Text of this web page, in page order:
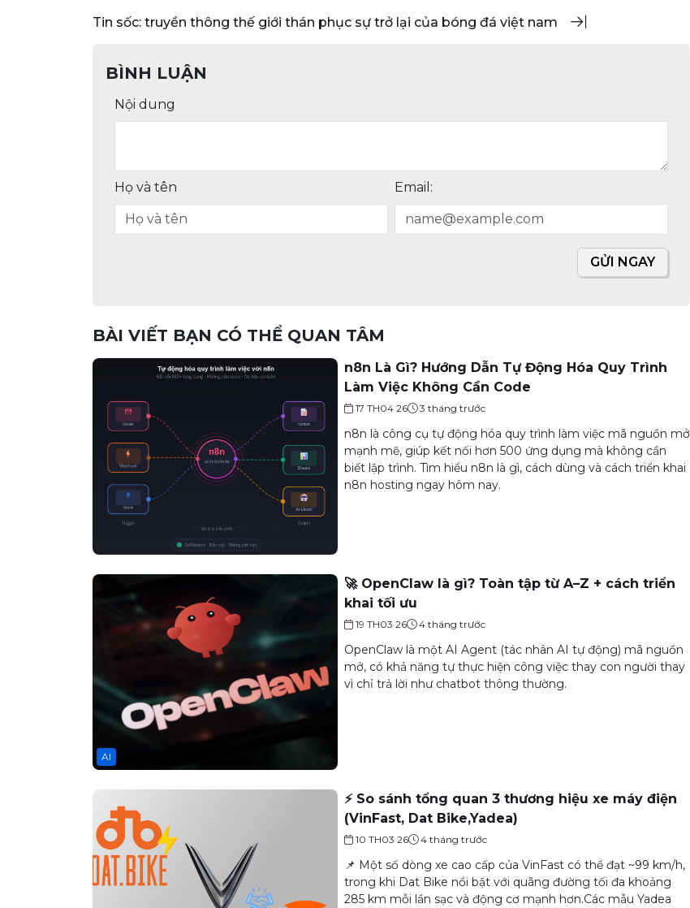
tin sốc: truyền thông thế giới thán phục sự trở lại của bóng đá việt nam
BÌNH LUẬN
Nội dung
Họ và tên Email:
GỬI NGAY
BÀI VIẾT BẠN CÓ THỂ QUAN TÂM
n8n Là Gì? Hướng Dẫn Tự Động Hóa Quy Trình
Làm Việc Không Cần Code
17 TH04 26 3 tháng trước
n8n là công cụ tự động hóa quy trình làm việc mã nguồn mở
mạnh mẽ, giúp kết nối hơn 500 ứng dụng mà không cần
biết lập trình. Tìm hiểu n8n là gì, cách dùng và cách triển khai
n8n hosting ngay hôm nay.
AI
🚀 OpenClaw là gì? Toàn tập từ A–Z + cách triển
khai tối ưu
19 TH03 26 4 tháng trước
OpenClaw là một AI Agent (tác nhân AI tự động) mã nguồn
mở, có khả năng tự thực hiện công việc thay con người thay
vì chỉ trả lời như chatbot thông thường.
⚡ So sánh tổng quan 3 thương hiệu xe máy điện
(VinFast, Dat Bike,Yadea)
10 TH03 26 4 tháng trước
📌 Một số dòng xe cao cấp của VinFast có thể đạt ~99 km/h,
trong khi Dat Bike nổi bật với quãng đường tối đa khoảng
285 km mỗi lần sạc và động cơ mạnh hơn.Các mẫu Yadea